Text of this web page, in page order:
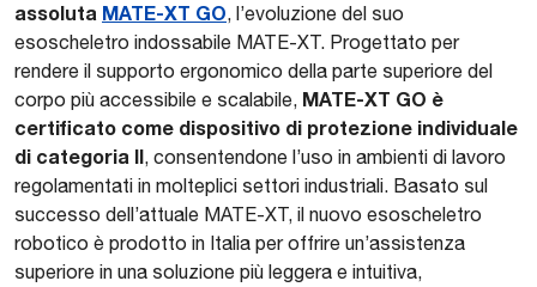
assoluta MATE-XT GO, l’evoluzione del suo
esoscheletro indossabile MATE-XT. Progettato per
rendere il supporto ergonomico della parte superiore del
corpo più accessibile e scalabile, MATE-XT GO è
certificato come dispositivo di protezione individuale
di categoria II, consentendone l’uso in ambienti di lavoro
regolamentati in molteplici settori industriali. Basato sul
successo dell’attuale MATE-XT, il nuovo esoscheletro
robotico è prodotto in Italia per offrire un’assistenza
superiore in una soluzione più leggera e intuitiva,